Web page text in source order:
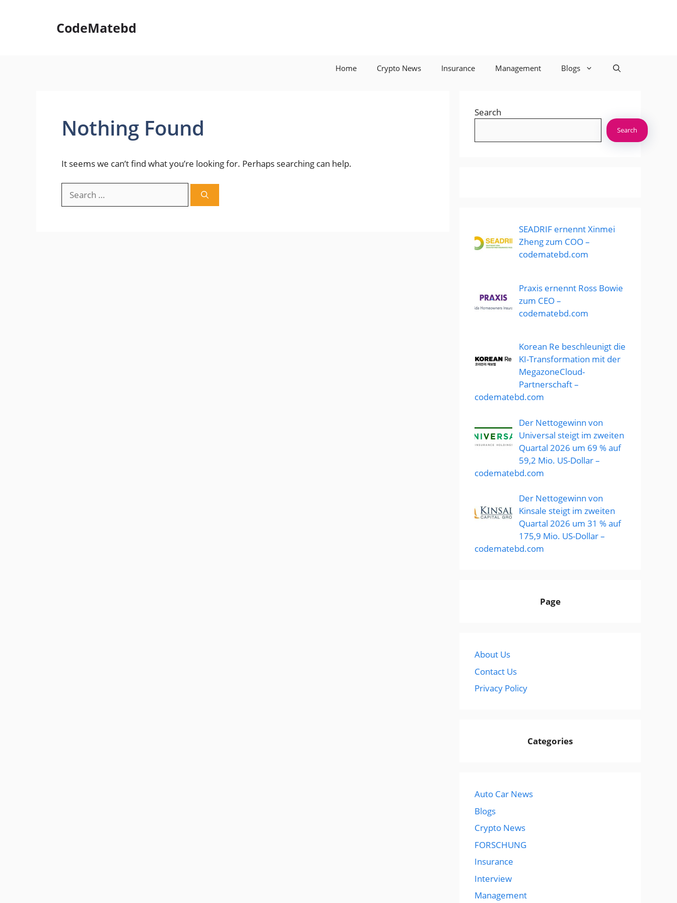
CodeMatebd
Home Crypto News Insurance Management Blogs
Nothing Found
It seems we can’t find what you’re looking for. Perhaps searching can help.
for:
Search
Search
SEADRIF ernennt Xinmei
Zheng zum COO –
codematebd.com
Praxis ernennt Ross Bowie
zum CEO –
codematebd.com
Korean Re beschleunigt die
KI-Transformation mit der
MegazoneCloud-
Partnerschaft –
codematebd.com
Der Nettogewinn von
Universal steigt im zweiten
Quartal 2026 um 69 % auf
59,2 Mio. US-Dollar –
codematebd.com
Der Nettogewinn von
Kinsale steigt im zweiten
Quartal 2026 um 31 % auf
175,9 Mio. US-Dollar –
codematebd.com
Page
About Us
Contact Us
Privacy Policy
Categories
Auto Car News
Blogs
Crypto News
FORSCHUNG
Insurance
Interview
Management